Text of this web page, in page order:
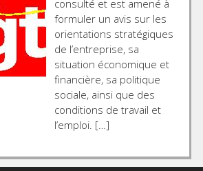
consulté et est amené à
formuler un avis sur les
orientations stratégiques
de l’entreprise, sa
situation économique et
financière, sa politique
sociale, ainsi que des
conditions de travail et
l’emploi. […]